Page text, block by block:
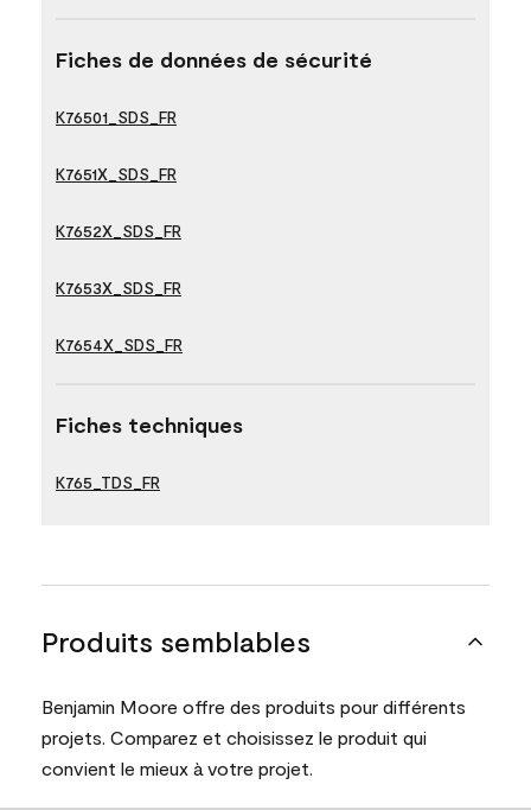
Fiches de données de sécurité
K76501_SDS_FR
K7651X_SDS_FR
K7652X_SDS_FR
K7653X_SDS_FR
K7654X_SDS_FR
Fiches techniques
K765_TDS_FR
Produits semblables
Benjamin Moore offre des produits pour différents
projets. Comparez et choisissez le produit qui
convient le mieux à votre projet.